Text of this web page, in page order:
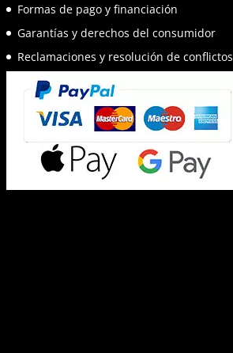
Formas de pago y financiación
Garantías y derechos del consumidor
Reclamaciones y resolución de conflictos